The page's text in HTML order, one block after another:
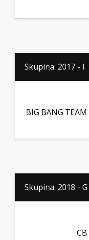
Skupina: 2017 - I
BIG BANG TEAM
Skupina: 2018 - G
CB